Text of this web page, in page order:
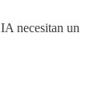
necesitan un